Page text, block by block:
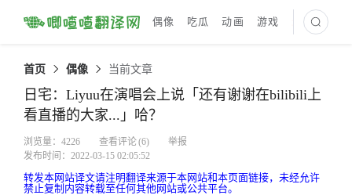
偶像 吃瓜 动画 游戏 最新译文
首页 偶像 当前文章
日宅：Liyuu在演唱会上说「还有谢谢在bilibili上
看直播的大家...」哈？
浏览量：4226 查看评论(6)
举报
发布时间：2022-03-15 02:05:52
转发本网站译文请注明翻译来源于本网站和本页面链接，未经允许
禁止复制内容转载至任何其他网站或公共平台。